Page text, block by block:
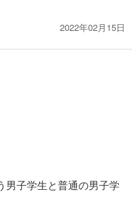
2022年02月15日
男子学生と普通の男子学